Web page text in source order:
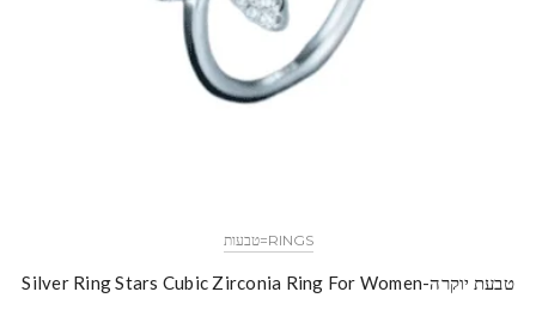
RINGS=טבעות
טבעת יוקרה-Silver Ring Stars Cubic Zirconia Ring For Women